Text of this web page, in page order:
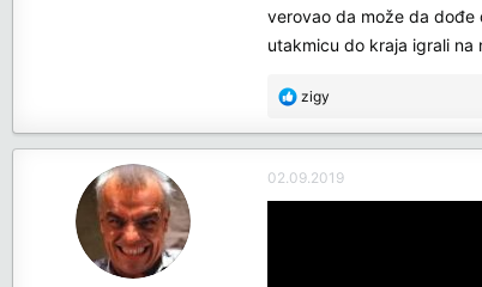
verovao da može da dođe
utakmicu do kraja igrali na
R
t
zigy
02.09.2019